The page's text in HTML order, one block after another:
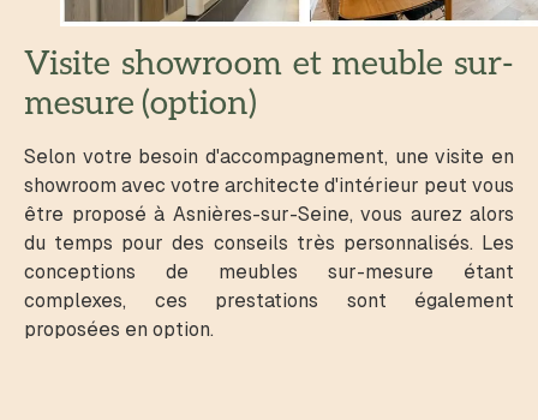
Visite showroom et meuble sur-
mesure (option)
Selon votre besoin d'accompagnement, une visite en
showroom avec votre architecte d'intérieur peut vous
être proposé à Asnières-sur-Seine, vous aurez alors
du temps pour des conseils très personnalisés. Les
conceptions de meubles sur-mesure étant
complexes, ces prestations sont également
proposées en option.